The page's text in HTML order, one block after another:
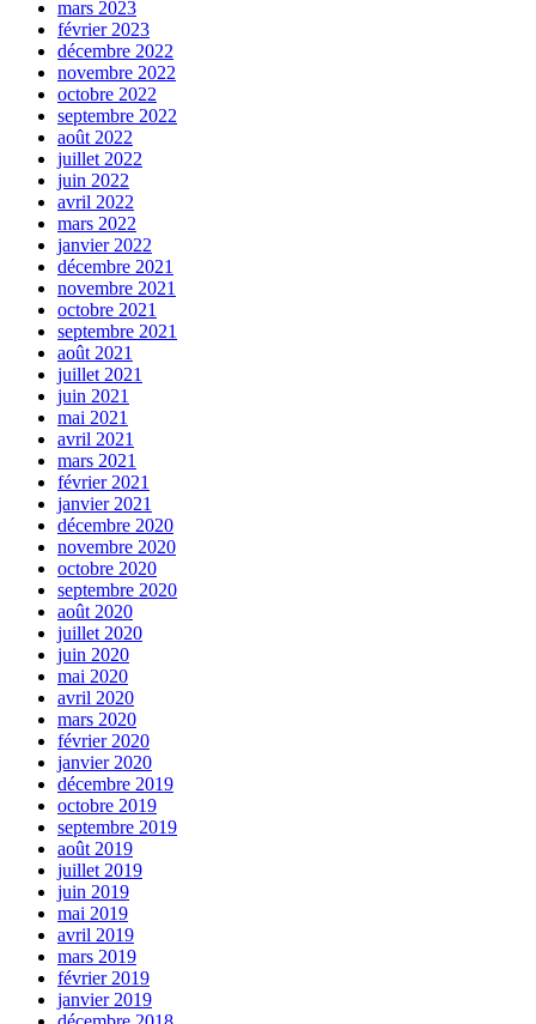
mars 2023
février 2023
décembre 2022
novembre 2022
octobre 2022
septembre 2022
août 2022
juillet 2022
juin 2022
avril 2022
mars 2022
janvier 2022
décembre 2021
novembre 2021
octobre 2021
septembre 2021
août 2021
juillet 2021
juin 2021
mai 2021
avril 2021
mars 2021
février 2021
janvier 2021
décembre 2020
novembre 2020
octobre 2020
septembre 2020
août 2020
juillet 2020
juin 2020
mai 2020
avril 2020
mars 2020
février 2020
janvier 2020
décembre 2019
octobre 2019
septembre 2019
août 2019
juillet 2019
juin 2019
mai 2019
avril 2019
mars 2019
février 2019
janvier 2019